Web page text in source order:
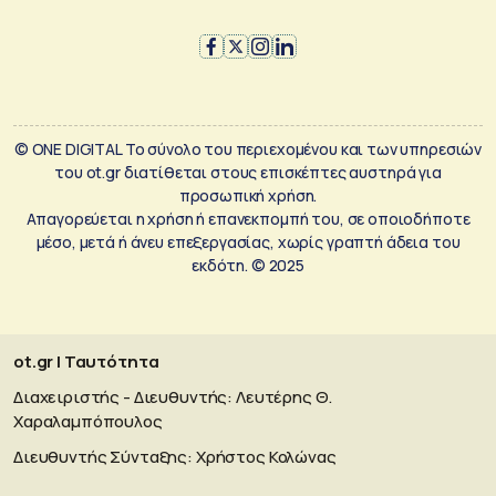
© ONE DIGITAL Το σύνολο του περιεχομένου και των υπηρεσιών
του ot.gr διατίθεται στους επισκέπτες αυστηρά για
προσωπική χρήση.
Απαγορεύεται η χρήση ή επανεκπομπή του, σε οποιοδήποτε
μέσο, μετά ή άνευ επεξεργασίας, χωρίς γραπτή άδεια του
εκδότη. © 2025
ot.gr | Ταυτότητα
Διαχειριστής - Διευθυντής: Λευτέρης Θ.
Χαραλαμπόπουλος
Διευθυντής Σύνταξης: Χρήστος Κολώνας